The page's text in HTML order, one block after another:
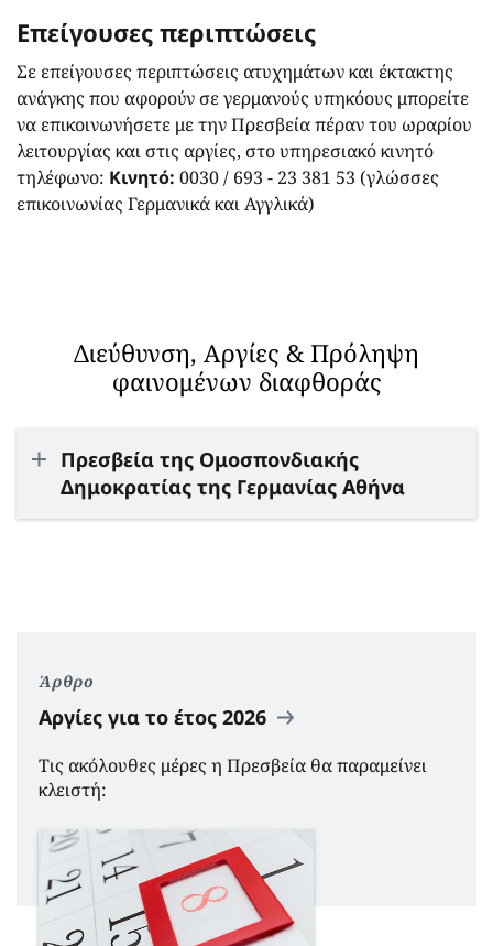
Επείγουσες περιπτώσεις
Σε επείγουσες περιπτώσεις ατυχημάτων και έκτακτης
ανάγκης που αφορούν σε γερμανούς υπηκόους μπορείτε
να επικοινωνήσετε με την Πρεσβεία πέραν του ωραρίου
λειτουργίας και στις αργίες, στο υπηρεσιακό κινητό
τηλέφωνο: Kινητό: 0030 / 693 - 23 381 53 (γλώσσες
επικοινωνίας Γερμανικά και Αγγλικά)
Διεύθυνση, Αργίες & Πρόληψη
φαινομένων διαφθοράς
Πρεσβεία της Ομοσπονδιακής
Δημοκρατίας της Γερμανίας Αθήνα
Άρθρο
Αργίες για το έτος 2026
Τις ακόλουθες μέρες η Πρεσβεία θα παραμείνει
κλειστή: